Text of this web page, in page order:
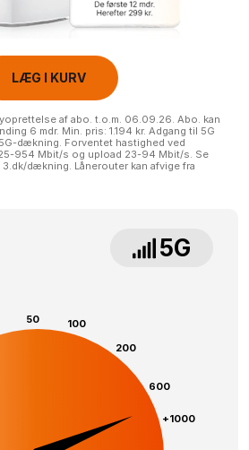
LÆG I KURV
af abo. t.o.m. 06.09.26. Abo. kan
6 mdr. Min. pris: 1.194 kr. Adgang til 5G
dækning. Forventet hastighed ved
954 Mbit/s og upload 23-94 Mbit/s. Se
dækning. Lånerouter kan afvige fra
5G
50
100
200
600
+1000